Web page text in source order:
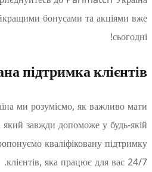
найкращими бонусами та
підтримка
Україна ми розуміємо, як
який завжди допоможе у
ми пропонуємо кваліфіковану
клієнтів, яка працює для